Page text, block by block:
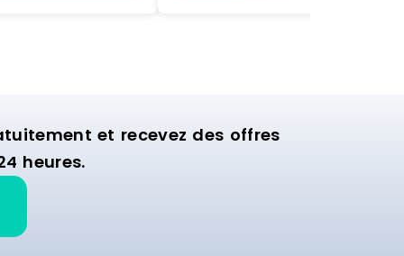
et recevez des offres
heures.